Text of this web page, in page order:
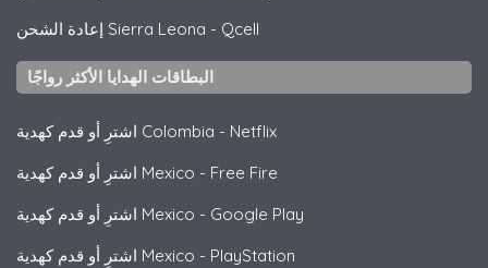
إعادة الشحن Sierra Leona - Qcell
البطاقات الهدايا الأكثر رواجًا
اشترِ أو قدم كهدية Colombia - Netflix
اشترِ أو قدم كهدية Mexico - Free Fire
اشترِ أو قدم كهدية Mexico - Google Play
اشترِ أو قدم كهدية Mexico - PlayStation